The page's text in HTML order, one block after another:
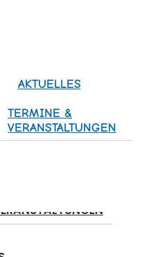
AKTUELLES
TERMINE &
VERANSTALTUNGEN